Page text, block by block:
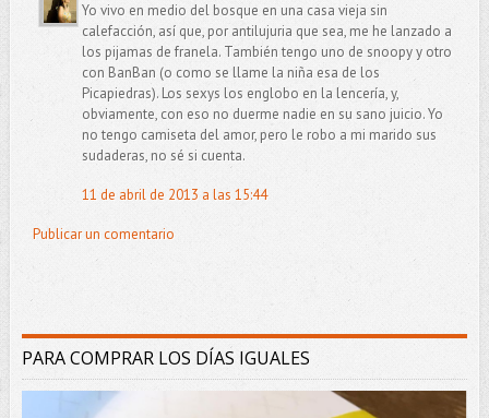
Yo vivo en medio del bosque en una casa vieja sin
calefacción, así que, por antilujuria que sea, me he lanzado a
los pijamas de franela. También tengo uno de snoopy y otro
con BanBan (o como se llame la niña esa de los
Picapiedras). Los sexys los englobo en la lencería, y,
obviamente, con eso no duerme nadie en su sano juicio. Yo
no tengo camiseta del amor, pero le robo a mi marido sus
sudaderas, no sé si cuenta.
11 de abril de 2013 a las 15:44
Publicar un comentario
PARA COMPRAR LOS DÍAS IGUALES